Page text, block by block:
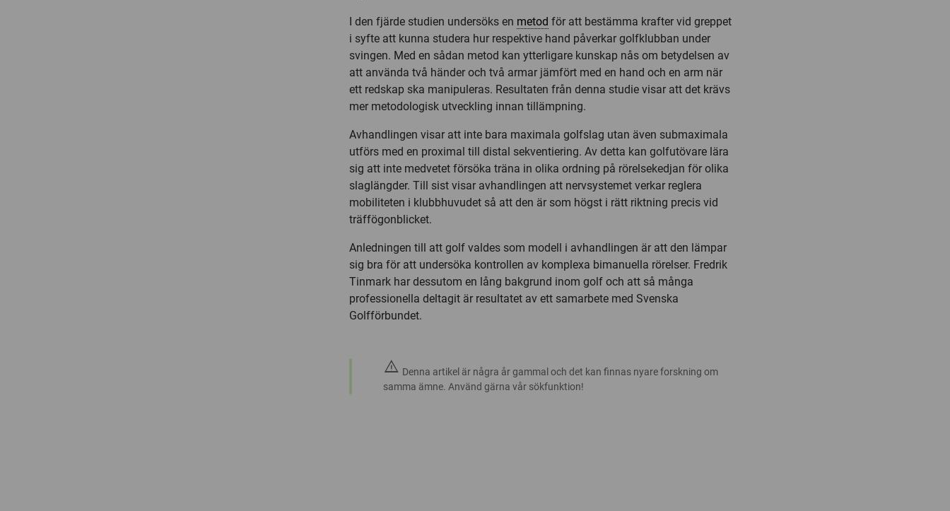
I den fjärde studien undersöks en metod för att bestämma krafter vid greppet
i syfte att kunna studera hur respektive hand påverkar golfklubban under
svingen. Med en sådan metod kan ytterligare kunskap nås om betydelsen av
att använda två händer och två armar jämfört med en hand och en arm när
ett redskap ska manipuleras. Resultaten från denna studie visar att det krävs
mer metodologisk utveckling innan tillämpning.
Avhandlingen visar att inte bara maximala golfslag utan även submaximala
utförs med en proximal till distal sekventiering. Av detta kan golfutövare lära
sig att inte medvetet försöka träna in olika ordning på rörelsekedjan för olika
slaglängder. Till sist visar avhandlingen att nervsystemet verkar reglera
mobiliteten i klubbhuvudet så att den är som högst i rätt riktning precis vid
träffögonblicket.
Anledningen till att golf valdes som modell i avhandlingen är att den lämpar
sig bra för att undersöka kontrollen av komplexa bimanuella rörelser. Fredrik
Tinmark har dessutom en lång bakgrund inom golf och att så många
professionella deltagit är resultatet av ett samarbete med Svenska
Golfförbundet.
warning Denna artikel är några år gammal och det kan finnas nyare forskning om
samma ämne. Använd gärna vår sökfunktion!